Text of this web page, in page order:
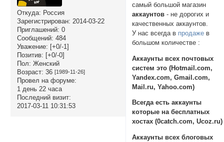
Откуда: Россия
Зарегистрирован: 2014-03-22
Приглашений: 0
Сообщений: 484
Уважение: [+0/-1]
Позитив: [+0/-0]
Пол: Женский
Возраст: 36 [1989-11-26]
Провел на форуме:
1 день 22 часа
Последний визит:
2017-03-11 10:31:53
самый большой магазин
аккаунтов - не дорогих и
качественных аккаунтов.
У нас всегда в продаже в
большом количестве :
Аккаунты всех почтовых
систем это (Hotmail.com,
Yandex.com, Gmail.com,
Mail.ru, Yahoo.com)
Всегда есть аккаунты
которые на бесплатных
хостах (0catch.com, Ucoz.ru)
Аккаунты всех блоговых